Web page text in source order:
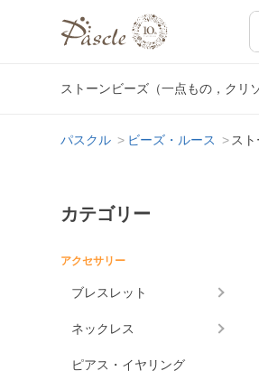
ストーンビーズ（一点もの，クリ
パスクル ビーズ・ルース ス
カテゴリー
アクセサリー
ブレスレット
ネックレス
ピアス・イヤリング